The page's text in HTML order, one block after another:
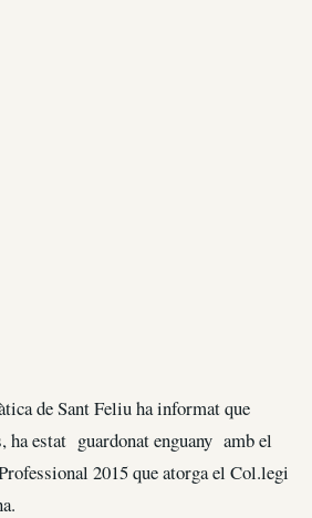
de Sant Feliu ha informat que
ha estat guardonat enguany amb el
2015 que atorga el Col.legi